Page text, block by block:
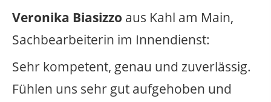
Veronika Biasizzo aus Kahl am Main,
Sachbearbeiterin im Innendienst:
Sehr kompetent, genau und zuverlässig.
Fühlen uns sehr gut aufgehoben und